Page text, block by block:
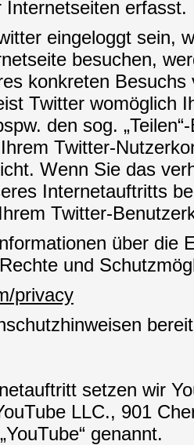
Internetseiten erfasst.
eingeloggt sein,
besuchen,
konkreten
Twitter womöglich
den sog.
Twitter-
Wenn Sie das
Internetauftritts
Twitter-
über die
und
privacy
setzen wir
LLC., 901
genannt.